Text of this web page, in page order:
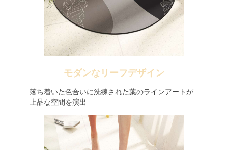
モダンなリーフデザイン
落ち着いた色合いに洗練された葉のラインアートが
上品な空間を演出